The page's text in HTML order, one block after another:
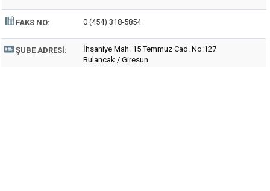
FAKS NO: 0 (454) 318-5854
ŞUBE ADRESI:
İhsaniye Mah. 15 Temmuz Cad. No:127
Bulancak / Giresun